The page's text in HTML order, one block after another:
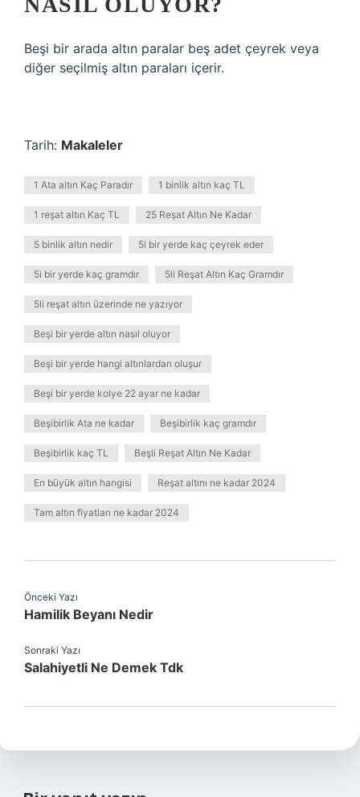
Beşi bir arada altın paralar beş adet çeyrek veya
diğer seçilmiş altın paraları içerir.
Tarih: Makaleler
1 Ata altın Kaç Paradır 1 binlik altın kaç TL
1 reşat altın Kaç TL 25 Reşat Altın Ne Kadar
5 binlik altın nedir 5i bir yerde kaç çeyrek eder
5i bir yerde kaç gramdır 5li Reşat Altın Kaç Gramdır
5li reşat altın üzerinde ne yazıyor
Beşi bir yerde altın nasıl oluyor
Beşi bir yerde hangi altınlardan oluşur
Beşi bir yerde kolye 22 ayar ne kadar
Beşibirlik Ata ne kadar Beşibirlik kaç gramdır
Beşibirlik kaç TL Beşli Reşat Altın Ne Kadar
En büyük altın hangisi Reşat altını ne kadar 2024
Tam altın fiyatları ne kadar 2024
Önceki Yazı
Hamilik Beyanı Nedir
Sonraki Yazı
Salahiyetli Ne Demek Tdk